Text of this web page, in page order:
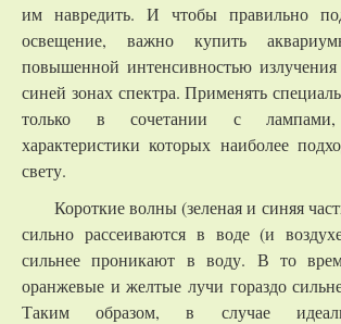
им навредить. И чтобы правильно
освещение, важно купить
повышенной интенсивностью
синей зонах спектра. Применять
только в сочетании с лампами,
характеристики которых наиболее
свету.
Короткие волны (зеленая и синяя
сильно рассеиваются в воде (и
сильнее проникают в воду. В то
оранжевые и желтые лучи гораздо
Таким образом, в случае